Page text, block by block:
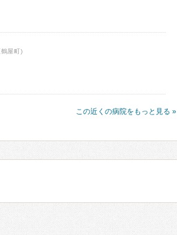
屋町)
この近くの病院をもっと見る »